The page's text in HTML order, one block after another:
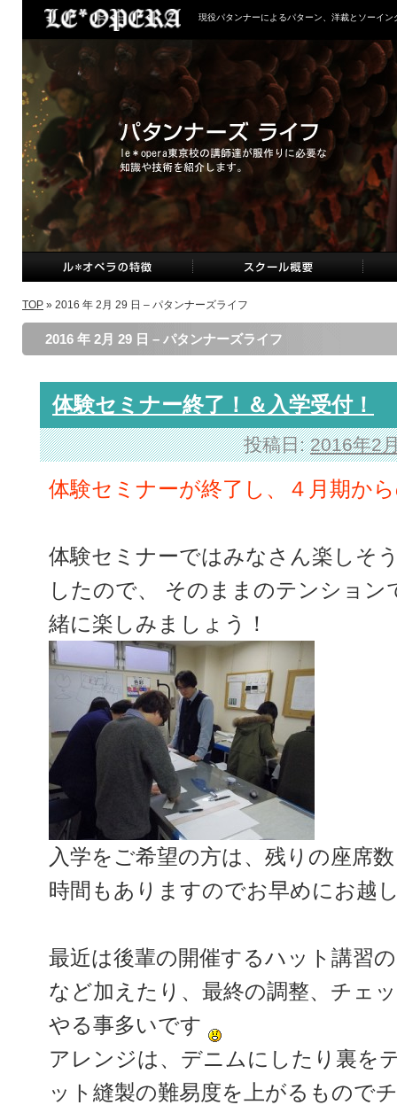
現役パタンナーによるパターン、洋裁とソーイン
TOP » 2016 年 2月 29 日 – パタンナーズライフ
2016 年 2月 29 日 – パタンナーズライフ
体験セミナー終了！＆入学受付！
投稿日: 2016年2
体験セミナーが終了し、４月期か
体験セミナーではみなさん楽しそ
したので、 そのままのテンション
緒に楽しみましょう！
入学をご希望の方は、残りの座席
時間もありますのでお早めにお越
最近は後輩の開催するハット講習
など加えたり、最終の調整、チェ
やる事多いです
アレンジは、デニムにしたり裏を
ット縫製の難易度を上がるもので